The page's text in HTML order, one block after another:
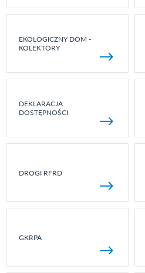
EKOLOGICZNY DOM -
KOLEKTORY
DEKLARACJA
DOSTĘPNOŚCI
DROGI RFRD
GKRPA